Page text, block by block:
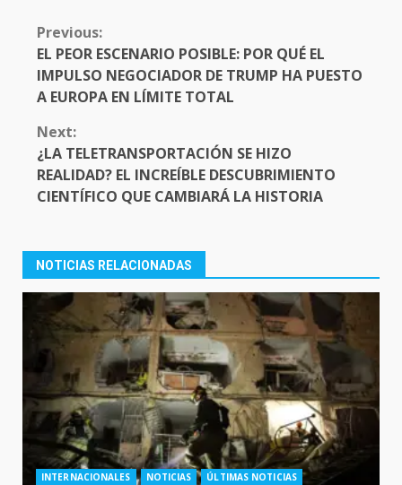
CONTINUE
READING
Previous:
EL PEOR ESCENARIO POSIBLE: POR QUÉ EL
IMPULSO NEGOCIADOR DE TRUMP HA PUESTO
A EUROPA EN LÍMITE TOTAL
Next:
¿LA TELETRANSPORTACIÓN SE HIZO
REALIDAD? EL INCREÍBLE DESCUBRIMIENTO
CIENTÍFICO QUE CAMBIARÁ LA HISTORIA
NOTICIAS RELACIONADAS
INTERNACIONALES NOTICIAS ÚLTIMAS NOTICIAS